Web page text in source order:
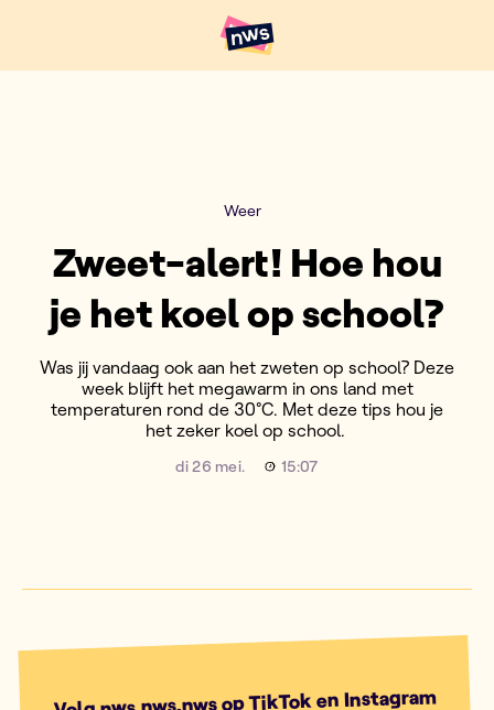
Hoofdpunten VRT NWS
Weer
Zweet-alert! Hoe hou
je het koel op school?
Was jij vandaag ook aan het zweten op school? Deze
week blijft het megawarm in ons land met
temperaturen rond de 30°C. Met deze tips hou je
het zeker koel op school.
di 26 mei. 15:07